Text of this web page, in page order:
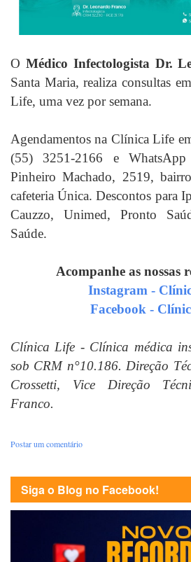
O Médico Infectologista Dr.
Santa Maria, realiza consultas
Life, uma vez por semana.
Agendamentos na Clínica Life
(55) 3251-2166 e
Pinheiro Machado, 2519,
cafeteria Única. Descontos para
Cauzzo, Unimed, Pronto
Saúde.
Acompanhe as nossas
Instagram -
Facebook -
Clínica Life - Clínica médica
sob CRM n°10.186. Direção
Crossetti, Vice Direção
Franco.
Postar um comentário
Siga o Blog no Facebook!